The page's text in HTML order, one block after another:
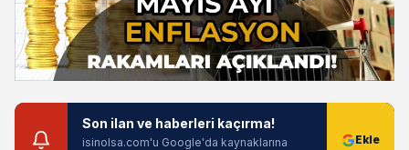
Son ilan ve haberleri kaçırma!
isinolsa.com'u Google'da kaynaklarına